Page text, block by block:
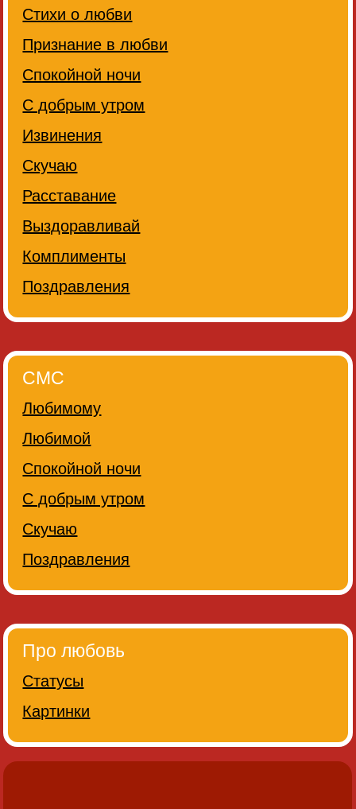
Стихи о любви
Признание в любви
Спокойной ночи
С добрым утром
Извинения
Скучаю
Расставание
Выздоравливай
Комплименты
Поздравления
СМС
Любимому
Любимой
Спокойной ночи
С добрым утром
Скучаю
Поздравления
Про любовь
Статусы
Картинки